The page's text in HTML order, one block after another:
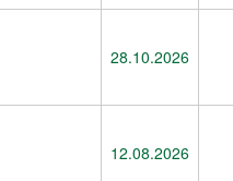
28.10.2026
12.08.2026